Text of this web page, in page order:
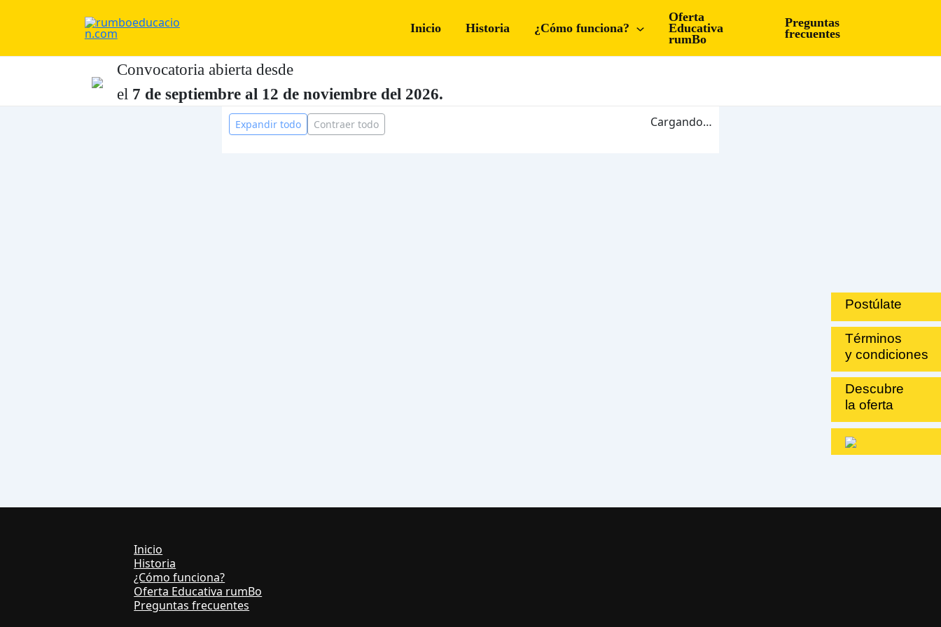
Postúlate
Términos
y condiciones
Descubre
la oferta
Inicio Historia ¿Cómo funciona?
Oferta
Educativa
rumBo
Preguntas
frecuentes
Convocatoria abierta desde
el 7 de septiembre al 12 de noviembre del 2026.
Expandir todo Contraer todo Cargando…
Inicio
Historia
¿Cómo funciona?
Oferta Educativa rumBo
Preguntas frecuentes